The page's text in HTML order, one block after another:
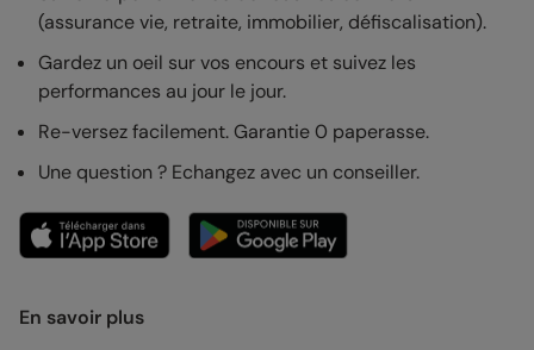
(assurance vie, retraite, immobilier, défiscalisation).
Gardez un oeil sur vos encours et suivez les
performances au jour le jour.
Re-versez facilement. Garantie 0 paperasse.
Une question ? Echangez avec un conseiller.
En savoir plus